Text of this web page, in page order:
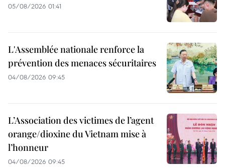
05/08/2026 01:41
L'Assemblée nationale renforce la
prévention des menaces sécuritaires
04/08/2026 09:45
L’Association des victimes de l’agent
orange/dioxine du Vietnam mise à
l’honneur
04/08/2026 09:45